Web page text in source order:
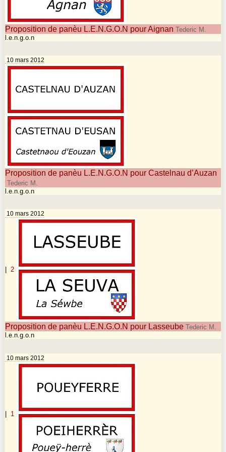
Proposition de panèu L.E.N.G.O.N pour Aignan Tederic M.
l.e.n.g.o.n
10 mars 2012
Proposition de panèu L.E.N.G.O.N pour Castelnau d’Auzan
Tederic M.
l.e.n.g.o.n
10 mars 2012
2
Proposition de panèu L.E.N.G.O.N pour Lasseube Tederic M.
l.e.n.g.o.n
10 mars 2012
| 1